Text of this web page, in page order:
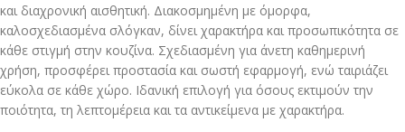
και διαχρονική αισθητική. Διακοσμημένη με όμορφα,
καλοσχεδιασμένα σλόγκαν, δίνει χαρακτήρα και προσωπικότητα σε
κάθε στιγμή στην κουζίνα. Σχεδιασμένη για άνετη καθημερινή
χρήση, προσφέρει προστασία και σωστή εφαρμογή, ενώ ταιριάζει
εύκολα σε κάθε χώρο. Ιδανική επιλογή για όσους εκτιμούν την
ποιότητα, τη λεπτομέρεια και τα αντικείμενα με χαρακτήρα.